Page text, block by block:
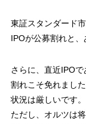
東証スタンダード
IPOが公募割れと、
さらに、直近IPO
割れこそ免れまし
状況は厳しいです。
ただし、オルツは